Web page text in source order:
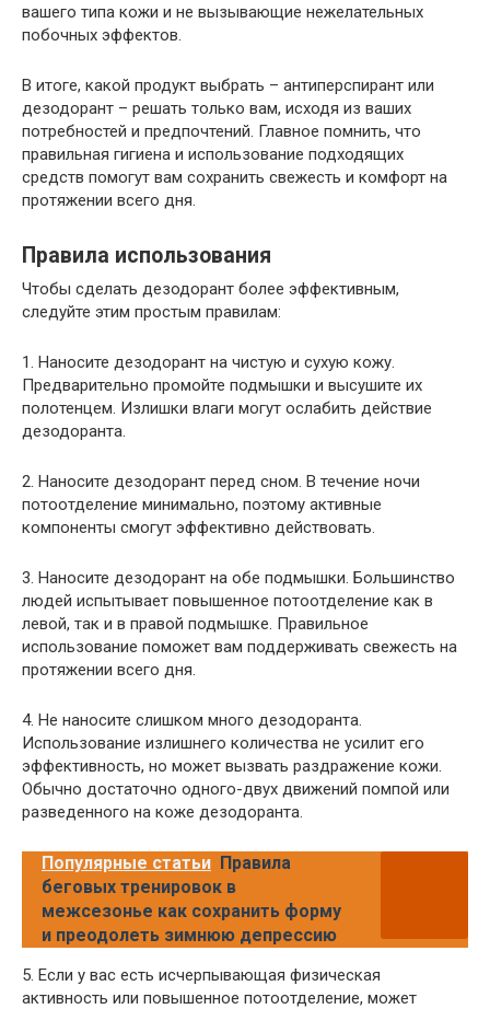
вашего типа кожи и не вызывающие нежелательных
побочных эффектов.
В итоге, какой продукт выбрать – антиперспирант или
дезодорант – решать только вам, исходя из ваших
потребностей и предпочтений. Главное помнить, что
правильная гигиена и использование подходящих
средств помогут вам сохранить свежесть и комфорт на
протяжении всего дня.
Правила использования
Чтобы сделать дезодорант более эффективным,
следуйте этим простым правилам:
1. Наносите дезодорант на чистую и сухую кожу.
Предварительно промойте подмышки и высушите их
полотенцем. Излишки влаги могут ослабить действие
дезодоранта.
2. Наносите дезодорант перед сном. В течение ночи
потоотделение минимально, поэтому активные
компоненты смогут эффективно действовать.
3. Наносите дезодорант на обе подмышки. Большинство
людей испытывает повышенное потоотделение как в
левой, так и в правой подмышке. Правильное
использование поможет вам поддерживать свежесть на
протяжении всего дня.
4. Не наносите слишком много дезодоранта.
Использование излишнего количества не усилит его
эффективность, но может вызвать раздражение кожи.
Обычно достаточно одного-двух движений помпой или
разведенного на коже дезодоранта.
Популярные статьи Правила
беговых тренировок в
межсезонье как сохранить форму
и преодолеть зимнюю депрессию
5. Если у вас есть исчерпывающая физическая
активность или повышенное потоотделение, может